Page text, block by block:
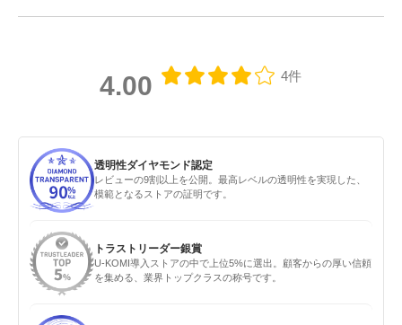
4.00 4件
透明性ダイヤモンド認定
レビューの9割以上を公開。最高レベルの透明性を実現した、
模範となるストアの証明です。
トラストリーダー銀賞
U-KOMI導入ストアの中で上位5%に選出。顧客からの厚い信頼
を集める、業界トップクラスの称号です。